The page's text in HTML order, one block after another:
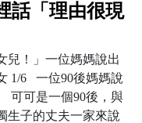
話「理由很現
兒！」一位媽媽說出
1/6 一位90後媽媽說
可可是一個90後，與
生子的丈夫一家來說